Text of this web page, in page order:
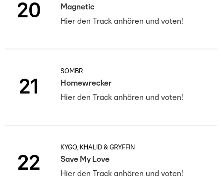
20
Magnetic
Hier den Track anhören und voten!
21
SOMBR
Homewrecker
Hier den Track anhören und voten!
22
KYGO, KHALID & GRYFFIN
Save My Love
Hier den Track anhören und voten!